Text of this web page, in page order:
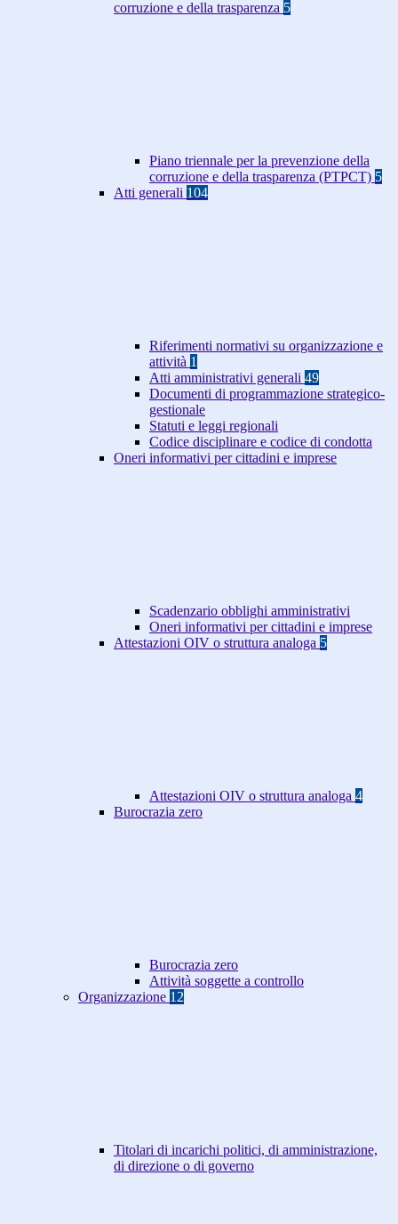
corruzione e della trasparenza 5
Piano triennale per la prevenzione della
corruzione e della trasparenza (PTPCT) 5
Atti generali 104
Riferimenti normativi su organizzazione e
attività 1
Atti amministrativi generali 49
Documenti di programmazione strategico-
gestionale
Statuti e leggi regionali
Codice disciplinare e codice di condotta
Oneri informativi per cittadini e imprese
Scadenzario obblighi amministrativi
Oneri informativi per cittadini e imprese
Attestazioni OIV o struttura analoga 5
Attestazioni OIV o struttura analoga 4
Burocrazia zero
Burocrazia zero
Attività soggette a controllo
Organizzazione 12
Titolari di incarichi politici, di amministrazione,
di direzione o di governo